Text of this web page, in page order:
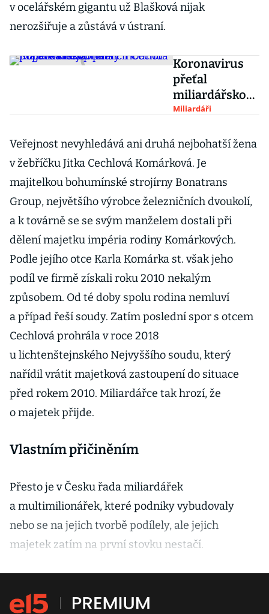
v ocelářském gigantu už Blašková nijak
nerozšiřuje a zůstává v ústraní.
Koronavirus
přeťal
miliardářskou
party. Hodnota
nejbohatších
Čechů poprvé
klesla
Miliardáři
Veřejnost nevyhledává ani druhá nejbohatší žena
v žebříčku Jitka Cechlová Komárková. Je
majitelkou bohumínské strojírny Bonatrans
Group, největšího výrobce železničních dvoukolí,
a k továrně se se svým manželem dostali při
dělení majetku impéria rodiny Komárkových.
Podle jejího otce Karla Komárka st. však jeho
podíl ve firmě získali roku 2010 nekalým
způsobem. Od té doby spolu rodina nemluví
a případ řeší soudy. Zatím poslední spor s otcem
Cechlová prohrála v roce 2018
u lichtenštejnského Nejvyššího soudu, který
nařídil vrátit majetková zastoupení do situace
před rokem 2010. Miliardářce tak hrozí, že
o majetek přijde.
Vlastním přičiněním
Přesto je v Česku řada miliardářek
a multimilionářek, které podniky vybudovaly
nebo se na jejich tvorbě podílely, ale jejich
majetek zatím na první stovku nestačí.